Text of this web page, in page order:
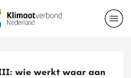
wie werkt waar aan